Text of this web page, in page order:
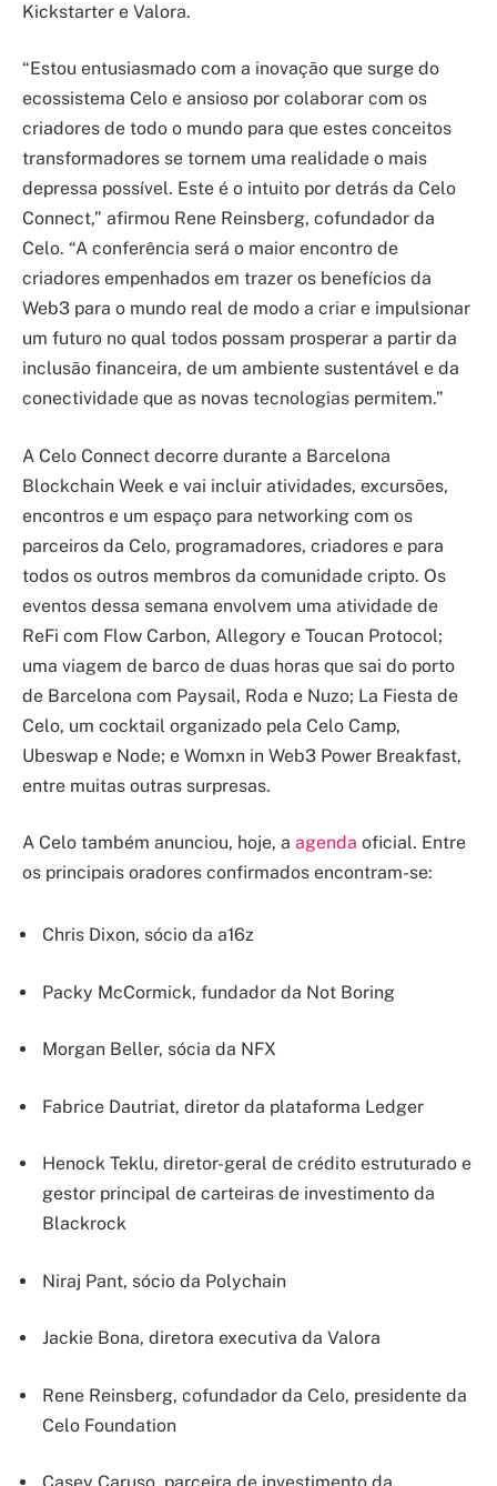
Kickstarter e Valora.
“Estou entusiasmado com a inovação que surge do
ecossistema Celo e ansioso por colaborar com os
criadores de todo o mundo para que estes conceitos
transformadores se tornem uma realidade o mais
depressa possível. Este é o intuito por detrás da Celo
Connect,” afirmou Rene Reinsberg, cofundador da
Celo. “A conferência será o maior encontro de
criadores empenhados em trazer os benefícios da
Web3 para o mundo real de modo a criar e impulsionar
um futuro no qual todos possam prosperar a partir da
inclusão financeira, de um ambiente sustentável e da
conectividade que as novas tecnologias permitem.”
A Celo Connect decorre durante a Barcelona
Blockchain Week e vai incluir atividades, excursões,
encontros e um espaço para networking com os
parceiros da Celo, programadores, criadores e para
todos os outros membros da comunidade cripto. Os
eventos dessa semana envolvem uma atividade de
ReFi com Flow Carbon, Allegory e Toucan Protocol;
uma viagem de barco de duas horas que sai do porto
de Barcelona com Paysail, Roda e Nuzo; La Fiesta de
Celo, um cocktail organizado pela Celo Camp,
Ubeswap e Node; e Womxn in Web3 Power Breakfast,
entre muitas outras surpresas.
A Celo também anunciou, hoje, a agenda oficial. Entre
os principais oradores confirmados encontram-se:
Chris Dixon, sócio da a16z
Packy McCormick, fundador da Not Boring
Morgan Beller, sócia da NFX
Fabrice Dautriat, diretor da plataforma Ledger
Henock Teklu, diretor-geral de crédito estruturado e
gestor principal de carteiras de investimento da
Blackrock
Niraj Pant, sócio da Polychain
Jackie Bona, diretora executiva da Valora
Rene Reinsberg, cofundador da Celo, presidente da
Celo Foundation